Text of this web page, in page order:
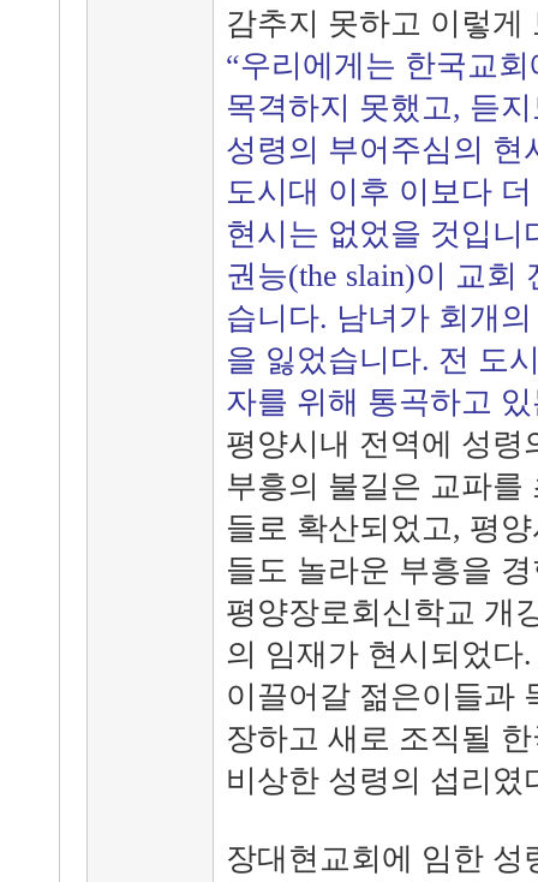
감추지 못하고 이렇게
“우리에게는 한국교
목격하지 못했고, 듣
성령의 부어주심의 현
도시대 이후 이보다
현시는 없었을 것입니
권능(the slain)이 교회
습니다. 남녀가 회개
을 잃었습니다. 전 도
자를 위해 통곡하고
평양시내 전역에 성령
부흥의 불길은 교파를
들로 확산되었고, 평
들도 놀라운 부흥을
평양장로회신학교 개
의 임재가 현시되었다
이끌어갈 젊은이들과
장하고 새로 조직될
비상한 성령의 섭리였
장대현교회에 임한 성